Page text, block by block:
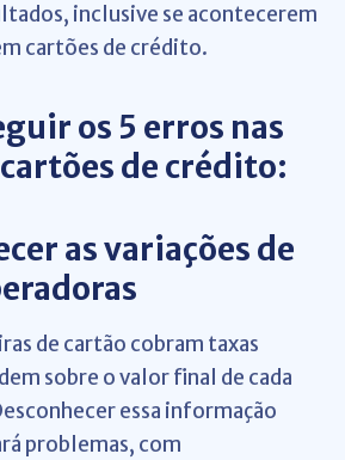
inclusive se acontecerem
cartões de crédito.
os 5 erros nas
de crédito:
as variações de
de cartão cobram taxas
sobre o valor final de cada
essa informação
problemas, com